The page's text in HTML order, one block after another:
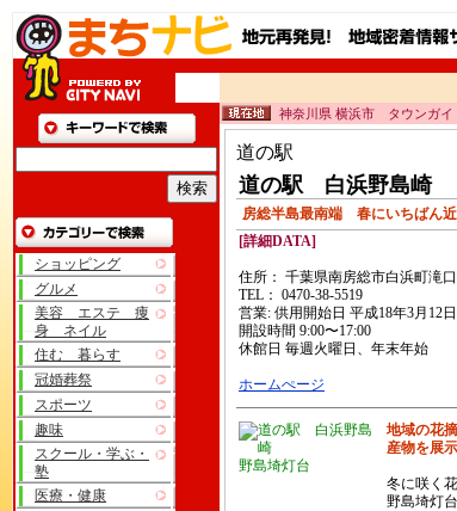
ショッピング
グルメ
美容 エステ 痩
身 ネイル
住む 暮らす
冠婚葬祭
スポーツ
趣味
スクール・学ぶ・
塾
医療・健康
神奈川県 横浜市 タウンガイ
道の駅
道の駅 白浜野島崎
房総半島最南端 春にいちばん
[詳細DATA]
住所： 千葉県南房総市白浜町滝
TEL： 0470-38-5519
営業: 供用開始日 平成18年3月12日
開設時間 9:00〜17:00
休館日 毎週火曜日、年末年始
ホームぺージ
野島埼灯台
地域の花
産物を展
冬に咲く
野島埼灯